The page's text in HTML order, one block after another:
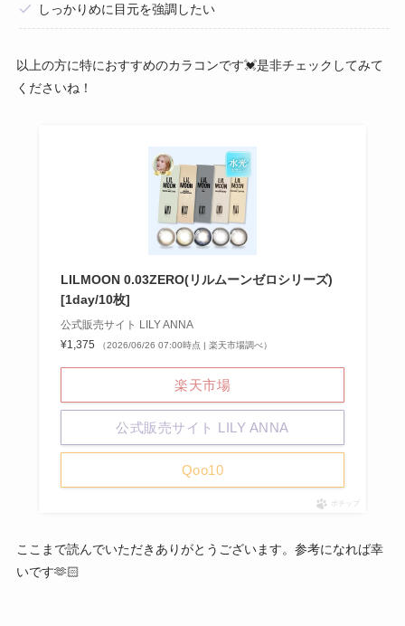
しっかりめに目元を強調したい
以上の方に特におすすめのカラコンです💓是非チェックしてみて
くださいね！
LILMOON 0.03ZERO(リルムーンゼロシリーズ)
[1day/10枚]
公式販売サイト LILY ANNA
¥1,375
（2026/06/26 07:00時点 | 楽天市場調べ）
楽天市場
公式販売サイト LILY ANNA
Qoo10
ポチップ
ここまで読んでいただきありがとうございます。参考になれば幸
いです🫶🏻